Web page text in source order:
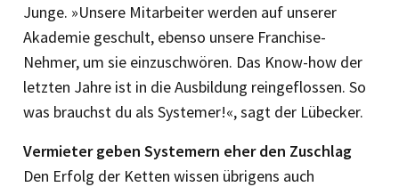
Junge. »Unsere Mitarbeiter werden auf unserer
Akademie geschult, ebenso unsere Franchise-
Nehmer, um sie einzuschwören. Das Know-how der
letzten Jahre ist in die Ausbildung reingeflossen. So
was brauchst du als Systemer!«, sagt der Lübecker.
Vermieter geben Systemern eher den Zuschlag
Den Erfolg der Ketten wissen übrigens auch